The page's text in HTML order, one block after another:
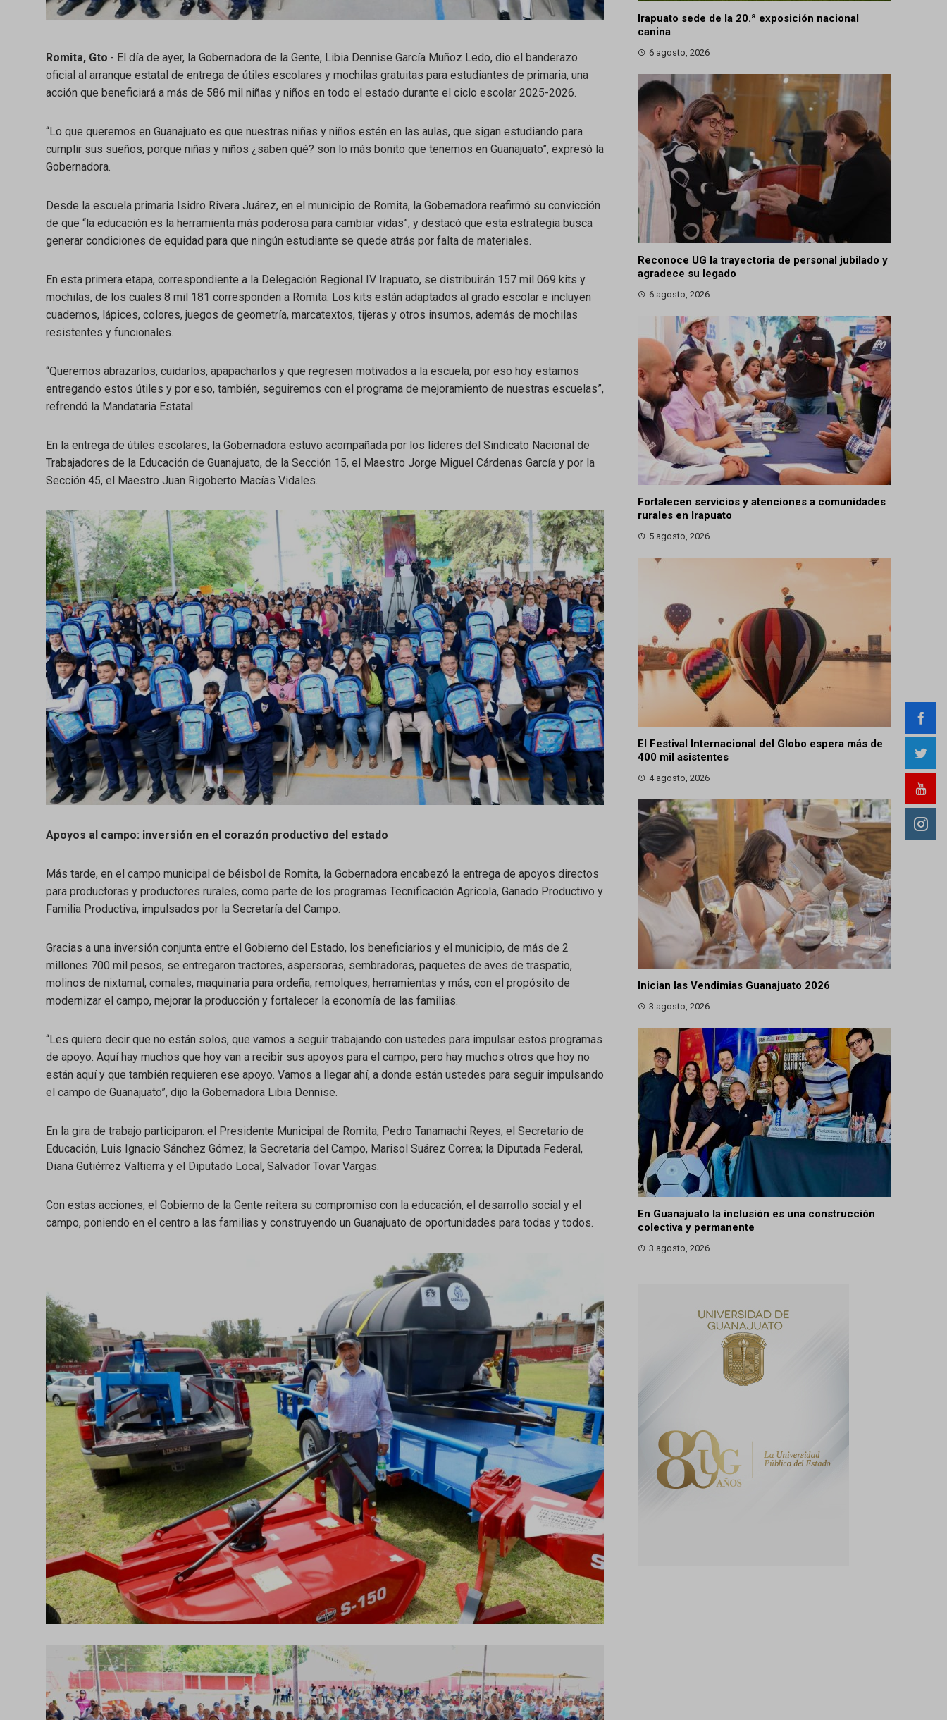
Romita, Gto.- El día de ayer, la Gobernadora de la Gente, Libia Dennise García Muñoz Ledo, dio el banderazo
oficial al arranque estatal de entrega de útiles escolares y mochilas gratuitas para estudiantes de primaria, una
acción que beneficiará a más de 586 mil niñas y niños en todo el estado durante el ciclo escolar 2025-2026.
“Lo que queremos en Guanajuato es que nuestras niñas y niños estén en las aulas, que sigan estudiando para
cumplir sus sueños, porque niñas y niños ¿saben qué? son lo más bonito que tenemos en Guanajuato”, expresó la
Gobernadora.
Desde la escuela primaria Isidro Rivera Juárez, en el municipio de Romita, la Gobernadora reafirmó su convicción
de que “la educación es la herramienta más poderosa para cambiar vidas”, y destacó que esta estrategia busca
generar condiciones de equidad para que ningún estudiante se quede atrás por falta de materiales.
En esta primera etapa, correspondiente a la Delegación Regional IV Irapuato, se distribuirán 157 mil 069 kits y
mochilas, de los cuales 8 mil 181 corresponden a Romita. Los kits están adaptados al grado escolar e incluyen
cuadernos, lápices, colores, juegos de geometría, marcatextos, tijeras y otros insumos, además de mochilas
resistentes y funcionales.
“Queremos abrazarlos, cuidarlos, apapacharlos y que regresen motivados a la escuela; por eso hoy estamos
entregando estos útiles y por eso, también, seguiremos con el programa de mejoramiento de nuestras escuelas”,
refrendó la Mandataria Estatal.
En la entrega de útiles escolares, la Gobernadora estuvo acompañada por los líderes del Sindicato Nacional de
Trabajadores de la Educación de Guanajuato, de la Sección 15, el Maestro Jorge Miguel Cárdenas García y por la
Sección 45, el Maestro Juan Rigoberto Macías Vidales.
Apoyos al campo: inversión en el corazón productivo del estado
Más tarde, en el campo municipal de béisbol de Romita, la Gobernadora encabezó la entrega de apoyos directos
para productoras y productores rurales, como parte de los programas Tecnificación Agrícola, Ganado Productivo y
Familia Productiva, impulsados por la Secretaría del Campo.
Gracias a una inversión conjunta entre el Gobierno del Estado, los beneficiarios y el municipio, de más de 2
millones 700 mil pesos, se entregaron tractores, aspersoras, sembradoras, paquetes de aves de traspatio,
molinos de nixtamal, comales, maquinaria para ordeña, remolques, herramientas y más, con el propósito de
modernizar el campo, mejorar la producción y fortalecer la economía de las familias.
“Les quiero decir que no están solos, que vamos a seguir trabajando con ustedes para impulsar estos programas
de apoyo. Aquí hay muchos que hoy van a recibir sus apoyos para el campo, pero hay muchos otros que hoy no
están aquí y que también requieren ese apoyo. Vamos a llegar ahí, a donde están ustedes para seguir impulsando
el campo de Guanajuato”, dijo la Gobernadora Libia Dennise.
En la gira de trabajo participaron: el Presidente Municipal de Romita, Pedro Tanamachi Reyes; el Secretario de
Educación, Luis Ignacio Sánchez Gómez; la Secretaria del Campo, Marisol Suárez Correa; la Diputada Federal,
Diana Gutiérrez Valtierra y el Diputado Local, Salvador Tovar Vargas.
Con estas acciones, el Gobierno de la Gente reitera su compromiso con la educación, el desarrollo social y el
campo, poniendo en el centro a las familias y construyendo un Guanajuato de oportunidades para todas y todos.
Irapuato sede de la 20.ª exposición nacional
canina
6 agosto, 2026
Reconoce UG la trayectoria de personal jubilado y
agradece su legado
6 agosto, 2026
Fortalecen servicios y atenciones a comunidades
rurales en Irapuato
5 agosto, 2026
El Festival Internacional del Globo espera más de
400 mil asistentes
4 agosto, 2026
Inician las Vendimias Guanajuato 2026
3 agosto, 2026
En Guanajuato la inclusión es una construcción
colectiva y permanente
3 agosto, 2026